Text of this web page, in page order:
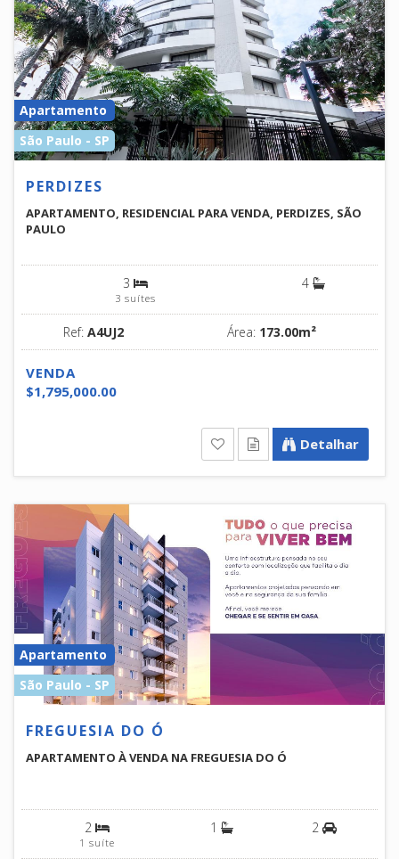
Apartamento
São Paulo - SP
PERDIZES
APARTAMENTO, RESIDENCIAL PARA VENDA, PERDIZES, SÃO
PAULO
3
3 suítes
4
Ref: A4UJ2 Área: 173.00m²
VENDA
$1,795,000.00
Detalhar
Apartamento
São Paulo - SP
FREGUESIA DO Ó
APARTAMENTO À VENDA NA FREGUESIA DO Ó
2
1 suíte
1 2